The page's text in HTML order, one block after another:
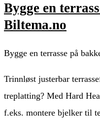
Bygge en
Biltema.no
Bygge en terrasse på
Trinnløst justerbar
treplatting? Med Hard
f.eks. montere bjelker til